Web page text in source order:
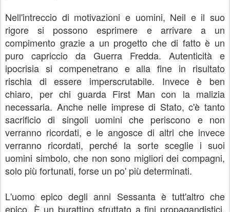
Nell'intreccio di motivazioni e uomini, Neil e il suo
rigore si possono esprimere e arrivare a un
compimento grazie a un progetto che di fatto è un
puro capriccio da Guerra Fredda. Autenticità e
ipocrisia si compenetrano e alla fine in risultato
rischia di essere imperscrutabile. Invece è ben
chiaro, per chi guarda First Man con la malizia
necessaria. Anche nelle imprese di Stato, c'è tanto
sacrificio di singoli uomini che periscono e non
verranno ricordati, e le angosce di altri che invece
verranno ricordati, perché la sorte sceglie i suoi
uomini simbolo, che non sono migliori dei compagni,
solo più fortunati, forse un po' più determinati.
L'uomo epico degli anni Sessanta è tutt'altro che
epico. È un burattino sfruttato a fini propagandistici,